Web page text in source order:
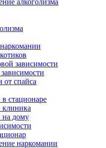
алкоголизма
зависимости
от спайса
стационаре
клиника
на дому
наркомании